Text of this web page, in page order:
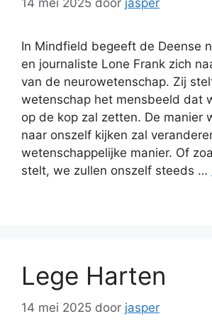
14 mei 2025 door jasper
In Mindfield begeeft de Deense
en journaliste Lone Frank zich
van de neurowetenschap. Zij
wetenschap het mensbeeld dat
op de kop zal zetten. De manier
naar onszelf kijken zal
wetenschappelijke manier. Of
stelt, we zullen onszelf steeds …
Lege Harten
14 mei 2025 door jasper